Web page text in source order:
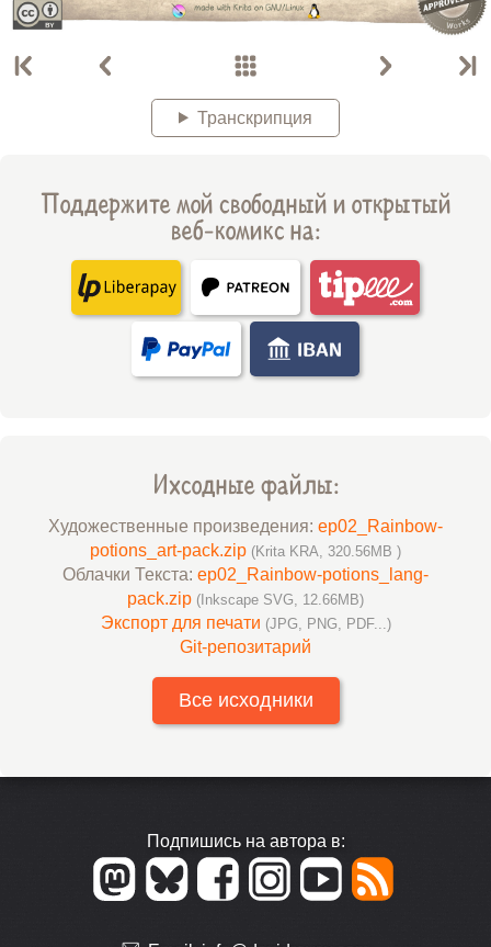
Транскрипция
Поддержите мой свободный и открытый
веб-комикс на:
Ихсодные файлы:
Художественные произведения: ep02_Rainbow-
potions_art-pack.zip (Krita KRA, 320.56MB )
Облачки Текста: ep02_Rainbow-potions_lang-
pack.zip (Inkscape SVG, 12.66MB)
Экспорт для печати (JPG, PNG, PDF...)
Git-репозитарий
Все исходники
Подпишись на автора в: